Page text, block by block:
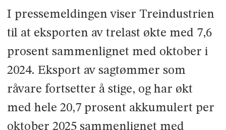
I pressemeldingen viser Treindustrien
til at eksporten av trelast økte med 7,6
prosent sammenlignet med oktober i
2024. Eksport av sagtømmer som
råvare fortsetter å stige, og har økt
med hele 20,7 prosent akkumulert per
oktober 2025 sammenlignet med